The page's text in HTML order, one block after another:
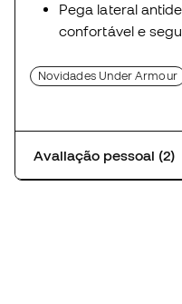
Pega lateral
confortável e
Novidades Under Armour
Avaliação pessoal (2)